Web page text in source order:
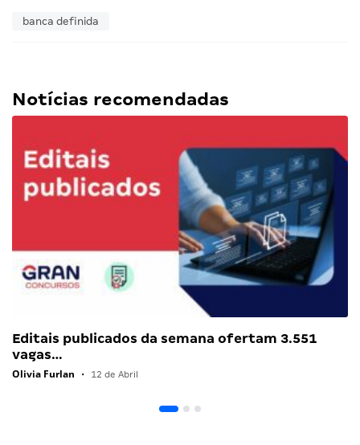
banca definida
Notícias recomendadas
Editais publicados da semana ofertam 3.551
vagas…
Olivia Furlan • 12 de Abril